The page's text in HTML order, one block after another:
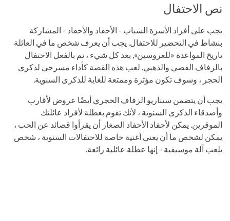
نص الاحتفال
يجب على أفراد الأسرة الشباب - الأحفاد والأحفاد - المشاركة
بنشاط في التحضير للاحتفال. يجب أن يعرف شخص ما في العائلة
تاريخ المواعدة «للعروسين», بعد كل شيء ، تم بالفعل الاحتفال
بالزفاف الفضي والذهبي. لعب هذه القصة كأداء مسرحي لذكرى
الحجر ، وسوف تكون مؤثرة وممتعة للغاية للذكرى السنوية.
يجب أن يتضمن سيناريو الزفاف الحجري أيضًا عروض لأقارب
وأصدقاء الذكرى السنوية ، لأنك تقوم بعطلة لأفراد عائلتك
الموقرين. يمكن لأحفاد الأحفاد الصغار أن يقرأوا قصائد عن الحب ،
يمكن لشخص ما أن يغني أغنية خاصة للاحتفالات السنوية ، شخص
يلعب آلة موسيقية - إنها عطلة عائلية رائعة.